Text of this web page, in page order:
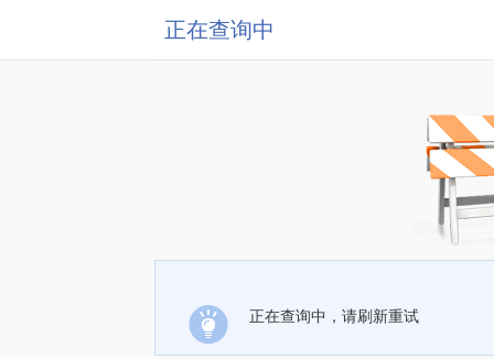
正在查询中
正在查询中，请刷新重试